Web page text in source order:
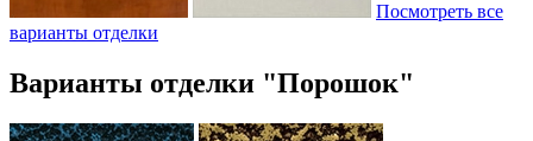
Посмотреть все
варианты отделки
Варианты отделки "Порошок"